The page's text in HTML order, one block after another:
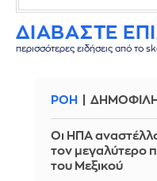
ΔΙΑΒΑΣΤΕ
περισσότερες ειδήσεις από το
ΡΟΗ ΔΗΜΟΦΙΛΗ
Οι ΗΠΑ
τον μεγαλύτερο
του Μεξικού